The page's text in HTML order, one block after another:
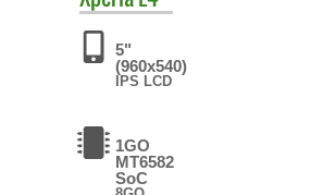
5"
(960x540)
IPS LCD
1GO
MT6582
SoC